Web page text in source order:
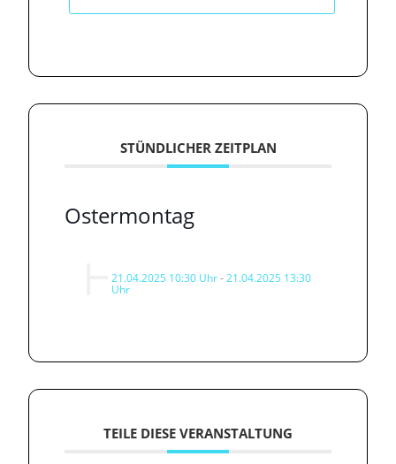
STÜNDLICHER ZEITPLAN
Ostermontag
21.04.2025 10:30 Uhr-21.04.2025 13:30
Uhr
TEILE DIESE VERANSTALTUNG